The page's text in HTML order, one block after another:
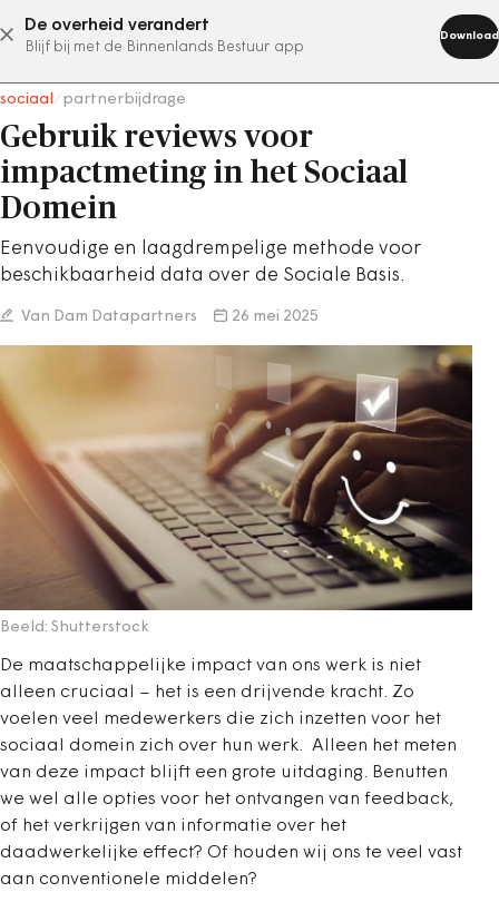
De overheid verandert
Blijf bij met de Binnenlands Bestuur app
Download
abonneer nu
sociaal partnerbijdrage
Gebruik reviews voor
impactmeting in het Sociaal
Domein
Eenvoudige en laagdrempelige methode voor
beschikbaarheid data over de Sociale Basis.
Van Dam Datapartners 26 mei 2025
Beeld: Shutterstock
De maatschappelijke impact van ons werk is niet
alleen cruciaal – het is een drijvende kracht. Zo
voelen veel medewerkers die zich inzetten voor het
sociaal domein zich over hun werk. Alleen het meten
van deze impact blijft een grote uitdaging. Benutten
we wel alle opties voor het ontvangen van feedback,
of het verkrijgen van informatie over het
daadwerkelijke effect? Of houden wij ons te veel vast
aan conventionele middelen?